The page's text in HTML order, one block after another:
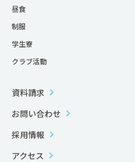
昼食
制服
学生寮
クラブ活動
資料請求
お問い合わせ
採用情報
アクセス